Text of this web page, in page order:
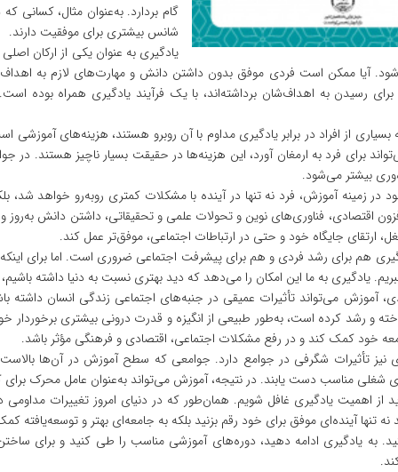
گام بردارد. به‌عنوان مثال، کسانی
شانس بیشتری برای موفقیت دارند.
یادگیری به عنوان یکی از ارکان
آیا ممکن است فردی موفق بدون داشتن دانش و مهارت‌های لازم به
رسیدن به اهداف‌شان برداشته‌اند، با یک فرآیند یادگیری همراه بوده
از افراد در برابر یادگیری مداوم با آن روبرو هستند، هزینه‌های
برای فرد به ارمغان آورد، این هزینه‌ها در حقیقت بسیار ناچیز هستند.
بیشتر می‌شود.
در زمینه آموزش، فرد نه تنها در آینده با مشکلات کمتری روبه‌رو خواهد
اقتصادی، فناوری‌های نوین و تحولات علمی و تحقیقاتی، داشتن دانش
ارتقای جایگاه خود و حتی در ارتباطات اجتماعی، موفق‌تر عمل کند.
هم برای رشد فردی و هم برای پیشرفت اجتماعی ضروری است. اما برای
یادگیری به ما این امکان را می‌دهد که دید بهتری نسبت به دنیا داشته
آموزش می‌تواند تأثیرات عمیقی در جنبه‌های اجتماعی زندگی انسان
و رشد کرده است، به‌طور طبیعی از انگیزه و قدرت درونی بیشتری
خود کمک کند و در رفع مشکلات اجتماعی، اقتصادی و فرهنگی مؤثر باشد.
نیز تأثیرات شگرفی در جوامع دارد. جوامعی که سطح آموزش در آن‌ها
شغلی مناسب دست یابند. در نتیجه، آموزش می‌تواند به‌عنوان عامل محرک
از اهمیت یادگیری غافل شویم. همان‌طور که در دنیای امروز تغییرات
تنها آینده‌ای موفق برای خود رقم بزنید بلکه به جامعه‌ای بهتر و توسعه‌یافته
به یادگیری ادامه دهید، دوره‌های آموزشی مناسب را طی کنید و برای